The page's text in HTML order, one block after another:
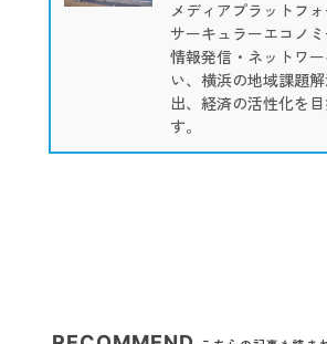
メディアプラットフ
サーキュラーエコノ
情報発信・ネットワ
い、横浜の地域課題
出、経済の活性化を
す。